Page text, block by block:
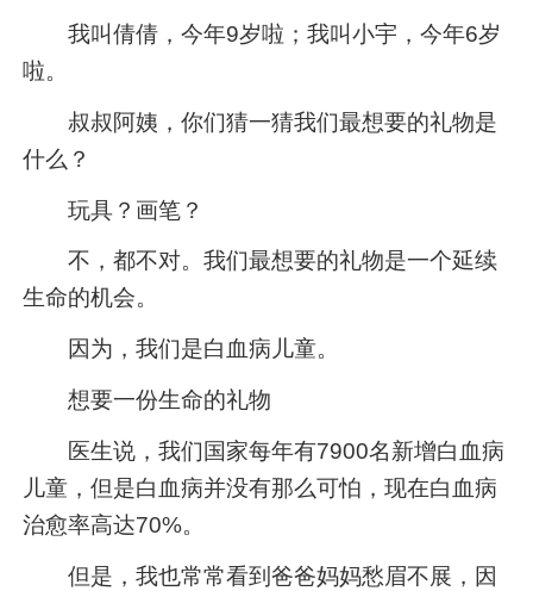
我叫倩倩，今年9岁啦；我叫小宇，今年6岁
啦。
叔叔阿姨，你们猜一猜我们最想要的礼物是
什么？
玩具？画笔？
不，都不对。我们最想要的礼物是一个延续
生命的机会。
因为，我们是白血病儿童。
想要一份生命的礼物
医生说，我们国家每年有7900名新增白血病
儿童，但是白血病并没有那么可怕，现在白血病
治愈率高达70%。
但是，我也常常看到爸爸妈妈愁眉不展，因